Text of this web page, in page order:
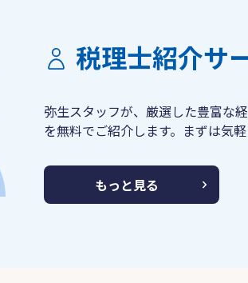
税理士紹介サ
弥生スタッフが、厳選した豊富な
を無料でご紹介します。まずは気
もっと見る